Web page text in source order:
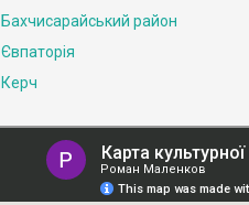
Бахчисарайський район
Євпаторія
Керч